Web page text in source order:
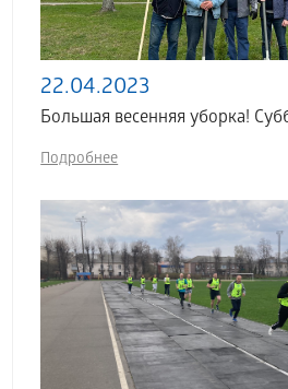
22.04.2023
Большая весенняя уборка!
Подробнее